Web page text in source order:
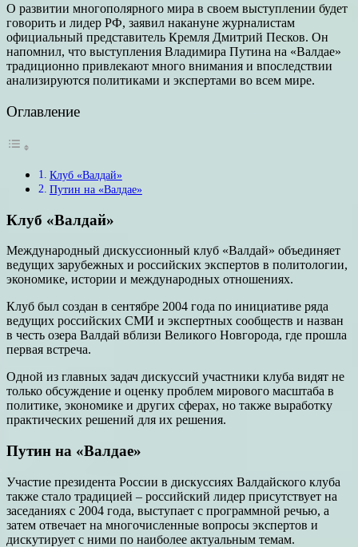
О развитии многополярного мира в своем выступлении будет
говорить и лидер РФ, заявил накануне журналистам
официальный представитель Кремля Дмитрий Песков. Он
напомнил, что выступления Владимира Путина на «Валдае»
традиционно привлекают много внимания и впоследствии
анализируются политиками и экспертами во всем мире.
Оглавление
Клуб «Валдай»
Путин на «Валдае»
Клуб «Валдай»
Международный дискуссионный клуб «Валдай» объединяет
ведущих зарубежных и российских экспертов в политологии,
экономике, истории и международных отношениях.
Клуб был создан в сентябре 2004 года по инициативе ряда
ведущих российских СМИ и экспертных сообществ и назван
в честь озера Валдай вблизи Великого Новгорода, где прошла
первая встреча.
Одной из главных задач дискуссий участники клуба видят не
только обсуждение и оценку проблем мирового масштаба в
политике, экономике и других сферах, но также выработку
практических решений для их решения.
Путин на «Валдае»
Участие президента России в дискуссиях Валдайского клуба
также стало традицией – российский лидер присутствует на
заседаниях с 2004 года, выступает с программной речью, а
затем отвечает на многочисленные вопросы экспертов и
дискутирует с ними по наиболее актуальным темам.